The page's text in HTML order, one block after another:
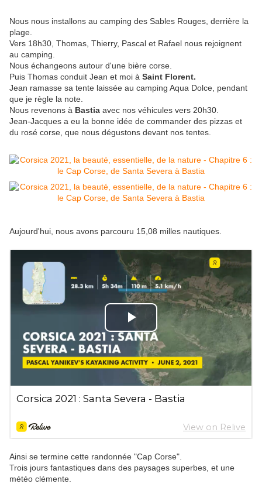
Nous nous installons au camping des Sables Rouges, derrière la
plage.
Vers 18h30, Thomas, Thierry, Pascal et Rafael nous rejoignent
au camping.
Nous échangeons autour d'une bière corse.
Puis Thomas conduit Jean et moi à Saint Florent.
Jean ramasse sa tente laissée au camping Aqua Dolce, pendant
que je règle la note.
Nous revenons à Bastia avec nos véhicules vers 20h30.
Jean-Jacques a eu la bonne idée de commander des pizzas et
du rosé corse, que nous dégustons devant nos tentes.
Aujourd'hui, nous avons parcouru 15,08 milles nautiques.
Ainsi se termine cette randonnée "Cap Corse".
Trois jours fantastiques dans des paysages superbes, et une
météo clémente.